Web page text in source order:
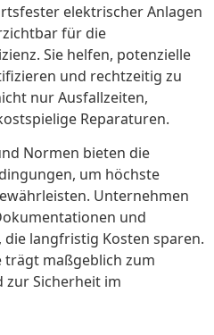
elektrischer Anlagen
für die
Sie helfen, potenzielle
und rechtzeitig zu
nur Ausfallzeiten,
Reparaturen.
Normen bieten die
um höchste
Unternehmen
und
langfristig Kosten sparen.
trägt maßgeblich zum
zur Sicherheit im